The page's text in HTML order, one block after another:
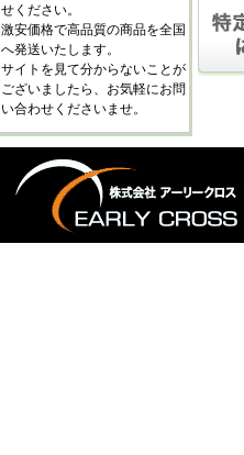
せください。
激安価格で高品質の商品を全国
へ発送いたします。
サイトを見て分からないことが
ございましたら、お気軽にお問
い合わせくださいませ。